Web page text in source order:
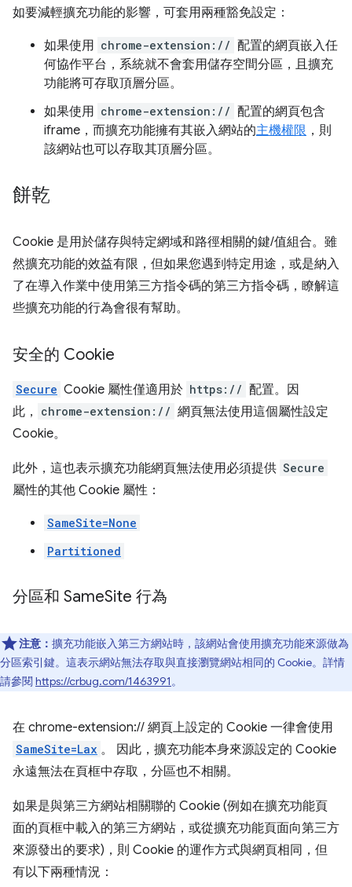
如要減輕擴充功能的影響，可套用兩種豁免設定：
如果使用 chrome-extension:// 配置的網頁嵌入任
何協作平台，系統就不會套用儲存空間分區，且擴充
功能將可存取頂層分區。
如果使用 chrome-extension:// 配置的網頁包含
iframe，而擴充功能擁有其嵌入網站的主機權限 ，則
該網站也可以存取其頂層分區。
餅乾
Cookie 是用於儲存與特定網域和路徑相關的鍵/值組合。雖
然擴充功能的效益有限，但如果您遇到特定用途，或是納入
了在導入作業中使用第三方指令碼的第三方指令碼，瞭解這
些擴充功能的行為會很有幫助。
安全的 Cookie
Secure Cookie 屬性僅適用於 https:// 配置。因
此，
chrome-extension:// 網頁無法使用這個屬性設定
Cookie。
此外，這也表示擴充功能網頁無法使用必須提供 Secure
屬性的其他 Cookie 屬性：
SameSite=None
Partitioned
分區和 SameSite 行為
注意： 擴充功能嵌入第三方網站時，該網站會使用擴充功能來源做為
分區索引鍵。這表示網站無法存取與直接瀏覽網站相同的 Cookie。詳情
請參閱 https://crbug.com/1463991。
在 chrome-extension:// 網頁上設定的 Cookie 一律會使用
SameSite=Lax 。 因此，擴充功能本身來源設定的 Cookie
永遠無法在頁框中存取，分區也不相關。
如果是與第三方網站相關聯的 Cookie (例如在擴充功能頁
面的頁框中載入的第三方網站，或從擴充功能頁面向第三方
來源發出的要求)，則 Cookie 的運作方式與網頁相同，但
有以下兩種情況：